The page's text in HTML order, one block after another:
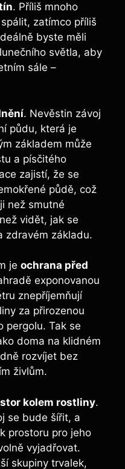
. Příliš mnoho
zatímco příliš
byste měli
světla, aby
sále –
. Nevěstin závoj
půdu, která je
základem může
a písčitého
zajistí, že se
půdě, což
než smutné
vidět, jak se
zdravém základu.
je ochrana před
exponovanou
znepříjemňují
za přirozenou
pergolu. Tak se
doma na klidném
rozvíjet bez
živlům.
kolem rostliny.
se bude šířit, a
prostoru pro jeho
vyjadřovat.
skupiny trvalek,